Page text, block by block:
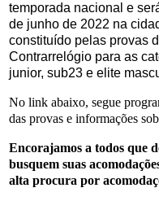
temporada nacional e
de junho de 2022 na
constituído pelas provas
Contrarrelógio para as
junior, sub23 e elite
No link abaixo, segue
das provas e informações
Encorajamos a todos que
busquem suas
alta procura por